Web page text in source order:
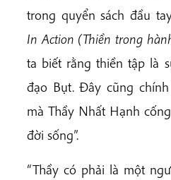
trong quyển sách đầu
In Action (Thiền trong
ta biết rằng thiền tập là
đạo Bụt. Đây cũng
mà Thầy Nhất Hạnh
đời sống”.
“Thầy có phải là một